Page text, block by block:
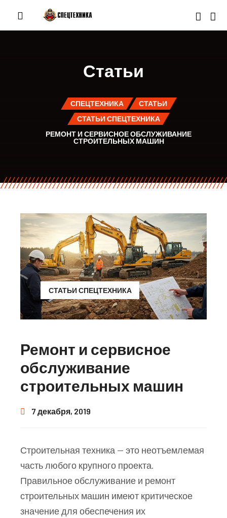
Статьи
СПЕЦТЕХНИКА
СТАТЬИ
СТАТЬИ СПЕЦТЕХНИКА
РЕМОНТ И СЕРВИСНОЕ ОБСЛУЖИВАНИЕ
СТРОИТЕЛЬНЫХ МАШИН
СТАТЬИ СПЕЦТЕХНИКА
Ремонт и сервисное
обслуживание
строительных машин
7 декабря, 2019
Строительная техника — это неотъемлемая
часть любого крупного проекта.
Правильное обслуживание и ремонт
строительных машин имеют критическое
значение для обеспечения их